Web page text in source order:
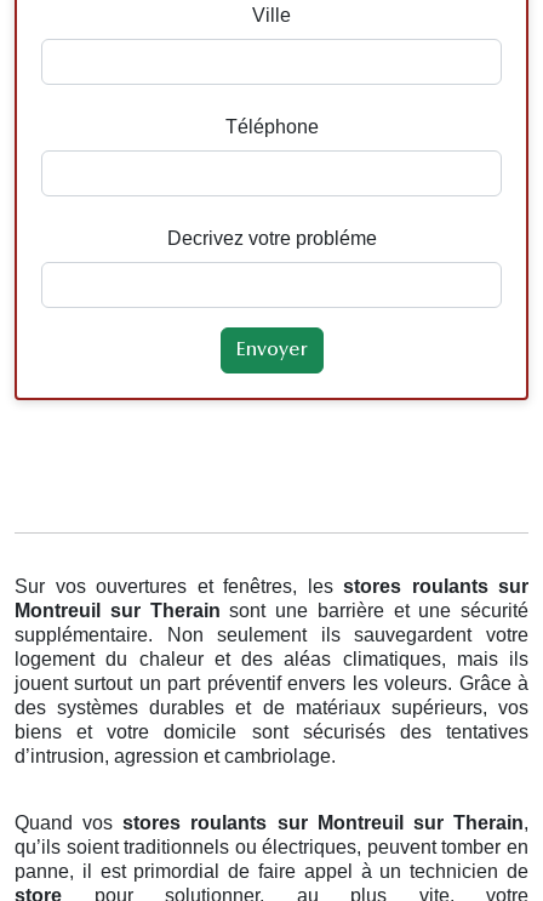
Ville
Téléphone
Decrivez votre probléme
Sur vos ouvertures et fenêtres, les stores roulants sur
Montreuil sur Therainsont une barrière et une sécurité
supplémentaire. Non seulement ils sauvegardent votre
logement du chaleur et des aléas climatiques, mais ils
jouent surtout un part préventif envers les voleurs. Grâce à
des systèmes durables et de matériaux supérieurs, vos
biens et votre domicile sont sécurisés des tentatives
d’intrusion, agression et cambriolage.
Quand vosstores roulants sur Montreuil sur Therain,
qu’ils soient traditionnels ou électriques, peuvent tomber en
panne, il est primordial de faire appel à un technicien de
store pour solutionner, au plus vite, votre